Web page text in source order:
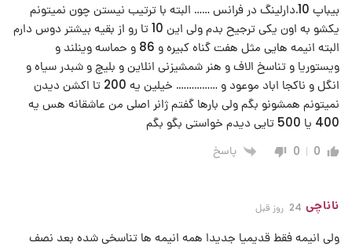
بیباپ 10.دارلینگ در فرانس …… البته با ترتیب نیستن چون نمیتونم
یکشو به اون یکی ترجیح بدم ولی این 10 تا رو از بقیه بیشتر دوس دارم
البته انیمه هایی مثل هفت گناه کبیره و 86 و حماسه وینلند و
ویستوریا و تناسخ الاف و هنر شمشیزنی انلاین و بلیچ و شبدر سیاه و
انگل و ناکجا اباد موعود و ……………. خیلین یه 200 تا اکشن دیدن
نمیتونم همشونو بگم ولی بارها گفتم ژانر اصلی من عاشقانه هس یه
400 یا 500 تایی دیدم خواستی بگو بگم
0
0 پاسخ
ناناچی 24 روز قبل
ولی انیمه فقط قدیمیا جدیدا همه انیمه ها تناسخی شده بعد نصف